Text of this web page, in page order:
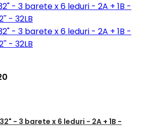
- 3 barete x 6 leduri - 2A + 1B -